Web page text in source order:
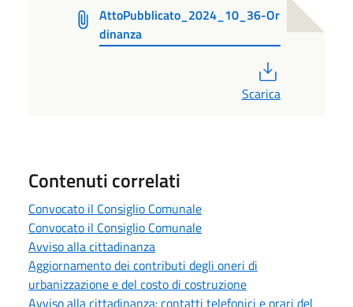
AttoPubblicato_2024_10_36-Or
dinanza
Scarica
Contenuti correlati
Convocato il Consiglio Comunale
Convocato il Consiglio Comunale
Avviso alla cittadinanza
Aggiornamento dei contributi degli oneri di
urbanizzazione e del costo di costruzione
Avviso alla cittadinanza: contatti telefonici e orari del